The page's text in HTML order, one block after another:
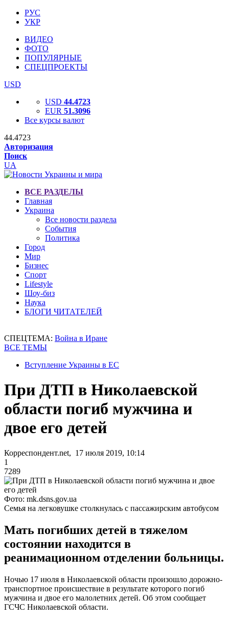
РУС
УКР
ВИДЕО
ФОТО
ПОПУЛЯРНЫЕ
СПЕЦПРОЕКТЫ
USD
USD 44.4723
EUR 51.3096
Все курсы валют
44.4723
Авторизация
Поиск
UA
ВСЕ РАЗДЕЛЫ
Главная
Украина
Все новости раздела
События
Политика
Город
Мир
Бизнес
Спорт
Lifestyle
Шоу-биз
Наука
БЛОГИ ЧИТАТЕЛЕЙ
СПЕЦТЕМА: Война в Иране
ВСЕ ТЕМЫ
Вступление Украины в ЕС
При ДТП в Николаевской
области погиб мужчина и
двое его детей
Корреспондент.net, 17 июля 2019, 10:14
1
7289
Фото: mk.dsns.gov.ua
Семья на легковушке столкнулась с пассажирским автобусом
Мать погибших детей в тяжелом
состоянии находится в
реанимационном отделении больницы.
Ночью 17 июля в Николаевской области произошло дорожно-
транспортное происшествие в результате которого погиб
мужчина и двое его малолетних детей. Об этом сообщает
ГСЧС Николаевской области.